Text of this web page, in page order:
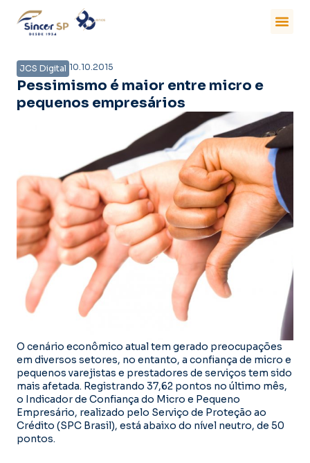
JCS Digital 10.10.2015
Pessimismo é maior entre micro e
pequenos empresários
O cenário econômico atual tem gerado preocupações
em diversos setores, no entanto, a confiança de micro e
pequenos varejistas e prestadores de serviços tem sido
mais afetada. Registrando 37,62 pontos no último mês,
o Indicador de Confiança do Micro e Pequeno
Empresário, realizado pelo Serviço de Proteção ao
Crédito (SPC Brasil), está abaixo do nível neutro, de 50
pontos.